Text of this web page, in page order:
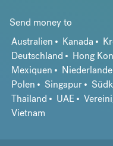
Send money to
Australien
Kanada
Deutschland
Hong
Mexiquen
Niederlande
Polen
Singapur
Thailand
UAE
Vietnam